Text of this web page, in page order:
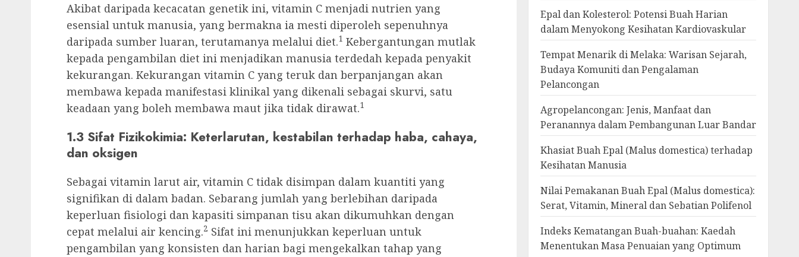
Akibat daripada kecacatan genetik ini, vitamin C menjadi nutrien yang
esensial untuk manusia, yang bermakna ia mesti diperoleh sepenuhnya
daripada sumber luaran, terutamanya melalui diet.1 Kebergantungan mutlak
kepada pengambilan diet ini menjadikan manusia terdedah kepada penyakit
kekurangan. Kekurangan vitamin C yang teruk dan berpanjangan akan
membawa kepada manifestasi klinikal yang dikenali sebagai skurvi, satu
keadaan yang boleh membawa maut jika tidak dirawat.1
1.3 Sifat Fizikokimia: Keterlarutan, kestabilan terhadap haba, cahaya,
dan oksigen
Sebagai vitamin larut air, vitamin C tidak disimpan dalam kuantiti yang
signifikan di dalam badan. Sebarang jumlah yang berlebihan daripada
keperluan fisiologi dan kapasiti simpanan tisu akan dikumuhkan dengan
cepat melalui air kencing.2 Sifat ini menunjukkan keperluan untuk
pengambilan yang konsisten dan harian bagi mengekalkan tahap yang
Epal dan Kolesterol: Potensi Buah Harian
dalam Menyokong Kesihatan Kardiovaskular
Tempat Menarik di Melaka: Warisan Sejarah,
Budaya Komuniti dan Pengalaman
Pelancongan
Agropelancongan: Jenis, Manfaat dan
Peranannya dalam Pembangunan Luar Bandar
Khasiat Buah Epal (Malus domestica) terhadap
Kesihatan Manusia
Nilai Pemakanan Buah Epal (Malus domestica):
Serat, Vitamin, Mineral dan Sebatian Polifenol
Indeks Kematangan Buah-buahan: Kaedah
Menentukan Masa Penuaian yang Optimum